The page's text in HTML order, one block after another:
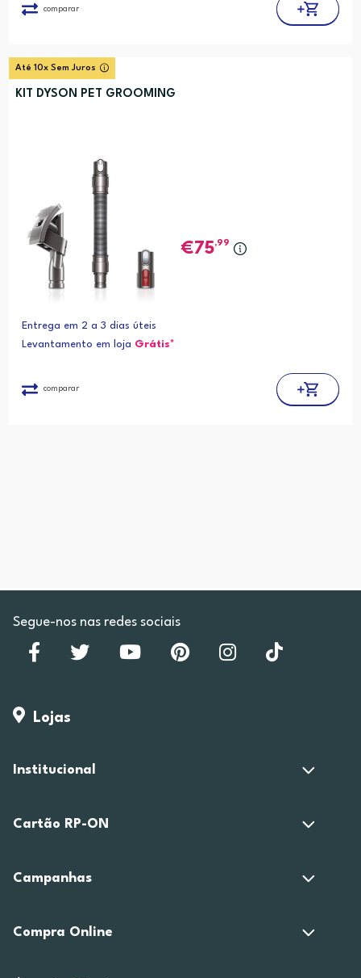
comparar
Até 10x Sem Juros
KIT DYSON PET GROOMING
75,99
Entrega em 2 a 3 dias úteis
Levantamento em loja Grátis*
comparar
Segue-nos nas redes sociais
Lojas
Institucional
Cartão RP-ON
Campanhas
Compra Online